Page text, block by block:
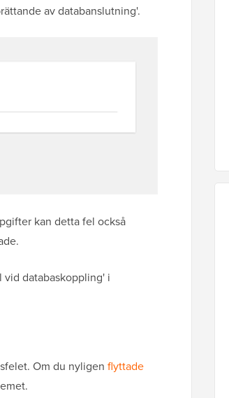
av databanslutning'.
kan detta fel också
vid databaskoppling' i
Om du nyligen flyttade